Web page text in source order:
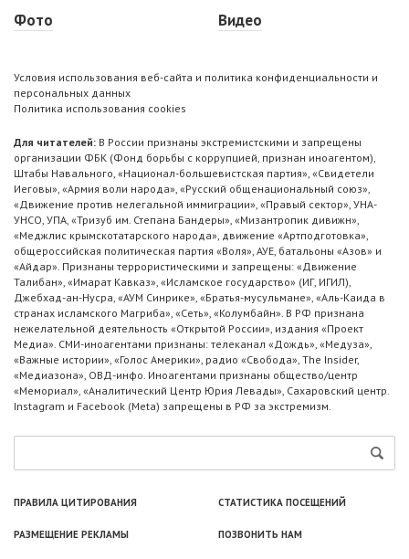
Фото
Видео
Условия использования веб-сайта и политика конфиденциальности и
персональных данных
Политика использования cookies
Для читателей: В России признаны экстремистскими и запрещены
организации ФБК (Фонд борьбы с коррупцией, признан иноагентом),
Штабы Навального, «Национал-большевистская партия», «Свидетели
Иеговы», «Армия воли народа», «Русский общенациональный союз»,
«Движение против нелегальной иммиграции», «Правый сектор», УНА-
УНСО, УПА, «Тризуб им. Степана Бандеры», «Мизантропик дивижн»,
«Меджлис крымскотатарского народа», движение «Артподготовка»,
общероссийская политическая партия «Воля», АУЕ, батальоны «Азов» и
«Айдар». Признаны террористическими и запрещены: «Движение
Талибан», «Имарат Кавказ», «Исламское государство» (ИГ, ИГИЛ),
Джебхад-ан-Нусра, «АУМ Синрике», «Братья-мусульмане», «Аль-Каида в
странах исламского Магриба», «Сеть», «Колумбайн». В РФ признана
нежелательной деятельность «Открытой России», издания «Проект
Медиа». СМИ-иноагентами признаны: телеканал «Дождь», «Медуза»,
«Важные истории», «Голос Америки», радио «Свобода», The Insider,
«Медиазона», ОВД-инфо. Иноагентами признаны общество/центр
«Мемориал», «Аналитический Центр Юрия Левады», Сахаровский центр.
Instagram и Facebook (Metа) запрещены в РФ за экстремизм.
ПРАВИЛА ЦИТИРОВАНИЯ СТАТИСТИКА ПОСЕЩЕНИЙ
РАЗМЕЩЕНИЕ РЕКЛАМЫ ПОЗВОНИТЬ НАМ